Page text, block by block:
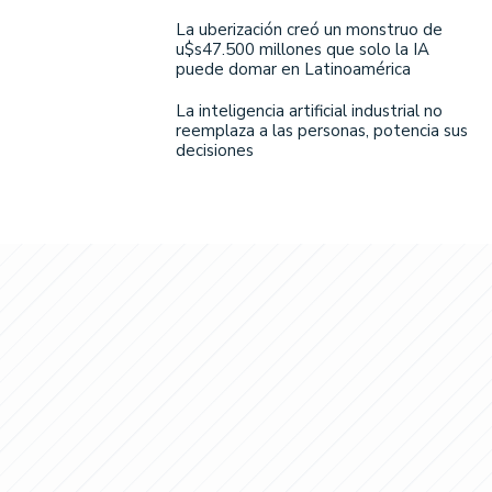
La uberización creó un monstruo de
u$s47.500 millones que solo la IA
puede domar en Latinoamérica
La inteligencia artificial industrial no
reemplaza a las personas, potencia sus
decisiones